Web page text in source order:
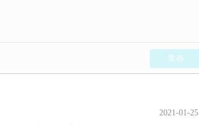
发布
2021-01-25